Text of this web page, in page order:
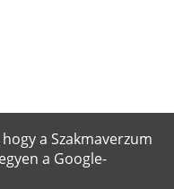
a Szakmaverzum
a Google-